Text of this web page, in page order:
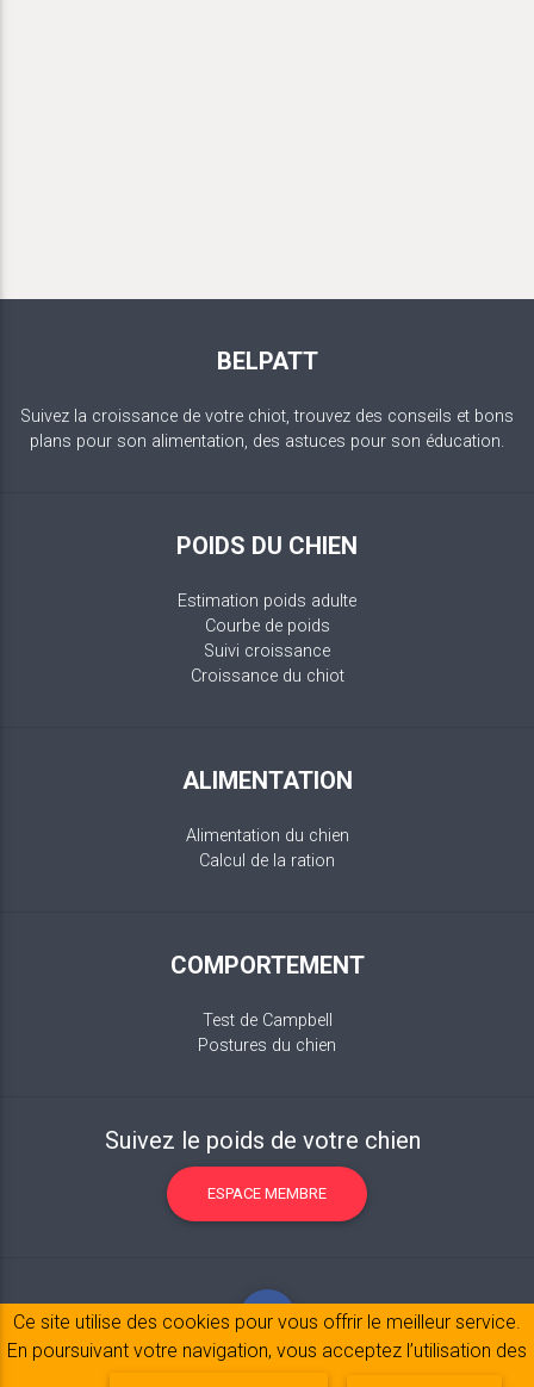
BELPATT
Suivez la croissance de votre chiot, trouvez des conseils et bons
plans pour son alimentation, des astuces pour son éducation.
POIDS DU CHIEN
Estimation poids adulte
Courbe de poids
Suivi croissance
Croissance du chiot
ALIMENTATION
Alimentation du chien
Calcul de la ration
COMPORTEMENT
Test de Campbell
Postures du chien
Suivez le poids de votre chien
ESPACE MEMBRE
Ce site utilise des cookies pour vous offrir le meilleur service.
En poursuivant votre navigation, vous acceptez l’utilisation des